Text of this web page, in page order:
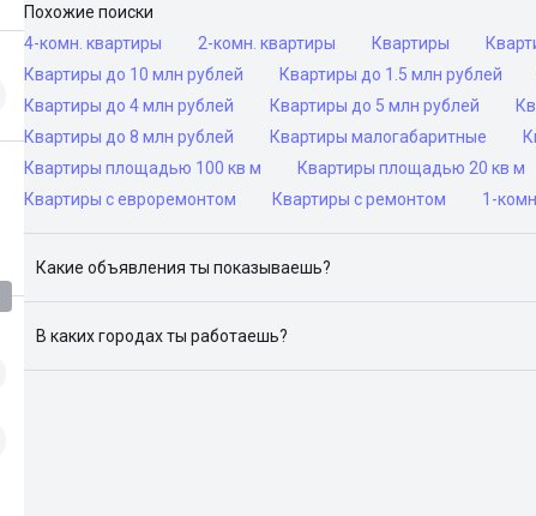
Похожие поиски
4-комн. квартиры
2-комн. квартиры Квартиры
Квартиры до 10 млн рублей
Квартиры до 1.5 млн рублей
Квартиры до 4 млн рублей
Квартиры до 5 млн рублей
Квартиры до 8 млн рублей
Квартиры малогабаритные
Квартиры площадью 100 кв м
Квартиры площадью 20 кв м
Квартиры с евроремонтом
Квартиры с ремонтом 1-
Какие объявления ты показываешь?
В каких городах ты работаешь?